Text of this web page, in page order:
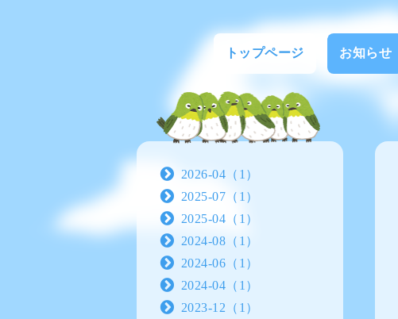
トップページ お知らせ
2026-04（1）
2025-07（1）
2025-04（1）
2024-08（1）
2024-06（1）
2024-04（1）
2023-12（1）